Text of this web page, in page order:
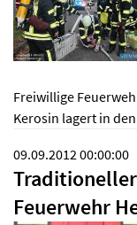
Freiwillige
Kerosin lagert in
09.09.2012 00:00:00
Feuerwehr